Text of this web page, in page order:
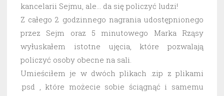
kancelarii Sejmu, ale… da się policzyć ludzi!
Z całego 2 godzinnego nagrania udostępnionego
przez Sejm oraz 5 minutowego Marka Rząsy
wyłuskałem istotne ujęcia, które pozwalają
policzyć osoby obecne na sali.
Umieściłem je w dwóch plikach .zip z plikami
.psd , które możecie sobie ściągnąć i samemu